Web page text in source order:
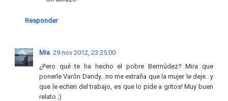
Responder
Mia 29 nov 2012, 23:25:00
¿Pero qué te ha hecho el pobre Bermúdez? Mira que
ponerle Varón Dandy...no me extraña que la mujer le deje...y
que le echen del trabajo, es que lo pide a gritos! Muy buen
relato ;)